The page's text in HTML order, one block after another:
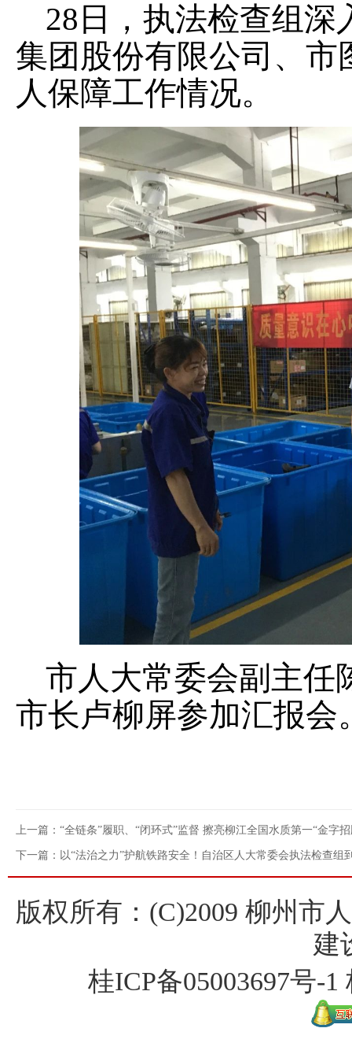
28日，执法检查组深
集团股份有限公司、
人保障工作情况。
市人大常委会副主任
市长卢柳屏参加汇报会
上一篇：“全链条”履职、“闭环式”监督 擦亮柳江全国水质第一“金字招
下一篇：以“法治之力”护航铁路安全！自治区人大常委会执法检查组
版权所有：(C)2009 柳州市
建
桂ICP备05003697号-1